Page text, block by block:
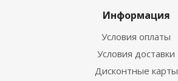
Информация
Условия оплаты
Условия доставки
Дисконтные карты